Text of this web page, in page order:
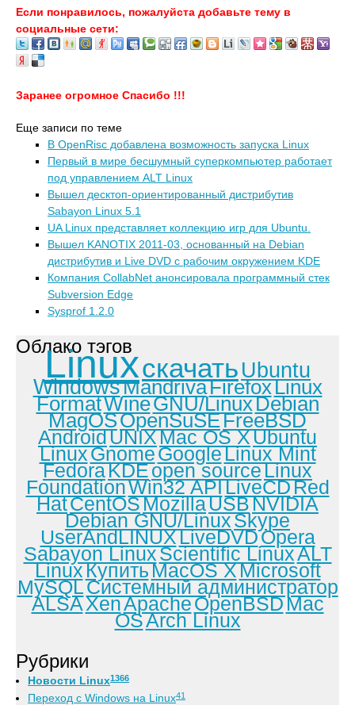
Если понравилось, пожалуйста добавьте тему в
социальные сети:
Заранее огромное Спасибо !!!
Еще записи по теме
В OpenRisc добавлена возможность запуска Linux
Первый в мире бесшумный суперкомпьютер работает
под управлением ALT Linux
Вышел десктоп-ориентированный дистрибутив
Sabayon Linux 5.1
UA Linux представляет коллекцию игр для Ubuntu.
Вышел KANOTIX 2011-03, основанный на Debian
дистрибутив и Live DVD с рабочим окружением KDE
Компания CollabNet анонсировала программный стек
Subversion Edge
Sysprof 1.2.0
Облако тэгов
Linuxскачать Ubuntu
WindowsMandrivaFirefoxLinux
FormatWineGNU/LinuxDebian
MagOSOpenSuSEFreeBSD
AndroidUNIXMac OS XUbuntu
LinuxGnomeGoogleLinux Mint
FedoraKDEopen sourceLinux
FoundationWin32 APILiveCDRed
HatCentOSMozillaUSBNVIDIA
Debian GNU/LinuxSkype
UserAndLINUXLiveDVDOpera
Sabayon LinuxScientific LinuxALT
LinuxКупитьMacOS XMicrosoft
MySQLСистемный администратор
ALSAXenApacheOpenBSDMac
OSArch Linux
Рубрики
Новости Linux1366
Переход с Windows на Linux41